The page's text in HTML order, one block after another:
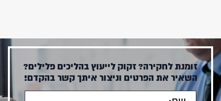
זומנת לחקירה? זקוק לייעוץ בהליכים פלילים?
השאיר את הפרטים וניצור איתך קשר בהקדם!